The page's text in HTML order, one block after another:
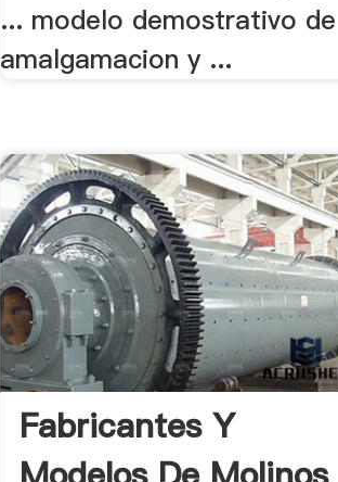
... modelo demostrativo de
amalgamacion y ...
Fabricantes Y